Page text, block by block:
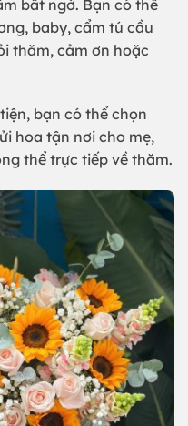
bất ngờ. Bạn có thể
baby, cẩm tú cầu
thăm, cảm ơn hoặc
bạn có thể chọn
hoa tận nơi cho mẹ,
thể trực tiếp về thăm.